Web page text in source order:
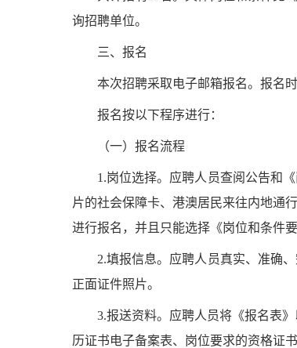
询招聘单位。
三、报名
本次招聘采取电子邮箱报名。报名
报名按以下程序进行：
（一）报名流程
1.岗位选择。 应聘人员查阅公告和
片的社会保障卡、港澳居民来往内地通
进行报名，并且只能选择《岗位和条件
2.填报信息。 应聘人员真实、准确
正面证件照片。
3.报送资料。 应聘人员将《报名表
历证书电子备案表、岗位要求的资格证